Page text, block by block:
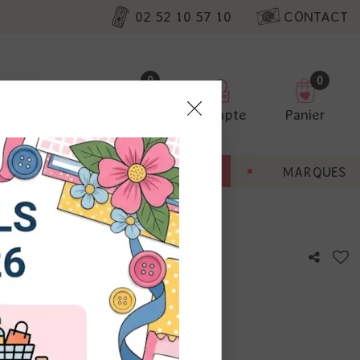
02 52 10 57 10 CONTACT
0
Compte
0
Panier
BONNES AFFAIRES MARQUES
avis !
nos
non
Vous
à droite